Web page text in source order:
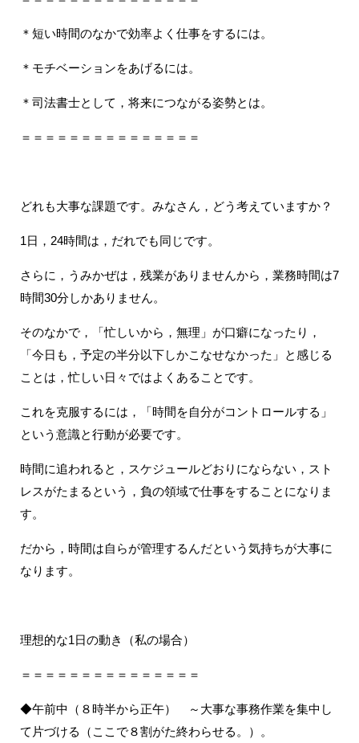
＊短い時間のなかで効率よく仕事をするには。
＊モチベーションをあげるには。
＊司法書士として，将来につながる姿勢とは。
＝＝＝＝＝＝＝＝＝＝＝＝＝＝＝
どれも大事な課題です。みなさん，どう考えていますか？
1日，24時間は，だれでも同じです。
さらに，うみかぜは，残業がありませんから，業務時間は7
時間30分しかありません。
そのなかで，「忙しいから，無理」が口癖になったり，
「今日も，予定の半分以下しかこなせなかった」と感じる
ことは，忙しい日々ではよくあることです。
これを克服するには，「時間を自分がコントロールする」
という意識と行動が必要です。
時間に追われると，スケジュールどおりにならない，スト
レスがたまるという，負の領域で仕事をすることになりま
す。
だから，時間は自らが管理するんだという気持ちが大事に
なります。
理想的な1日の動き（私の場合）
＝＝＝＝＝＝＝＝＝＝＝＝＝＝＝
◆午前中（８時半から正午） ～大事な事務作業を集中し
て片づける（ここで８割がた終わらせる。）。